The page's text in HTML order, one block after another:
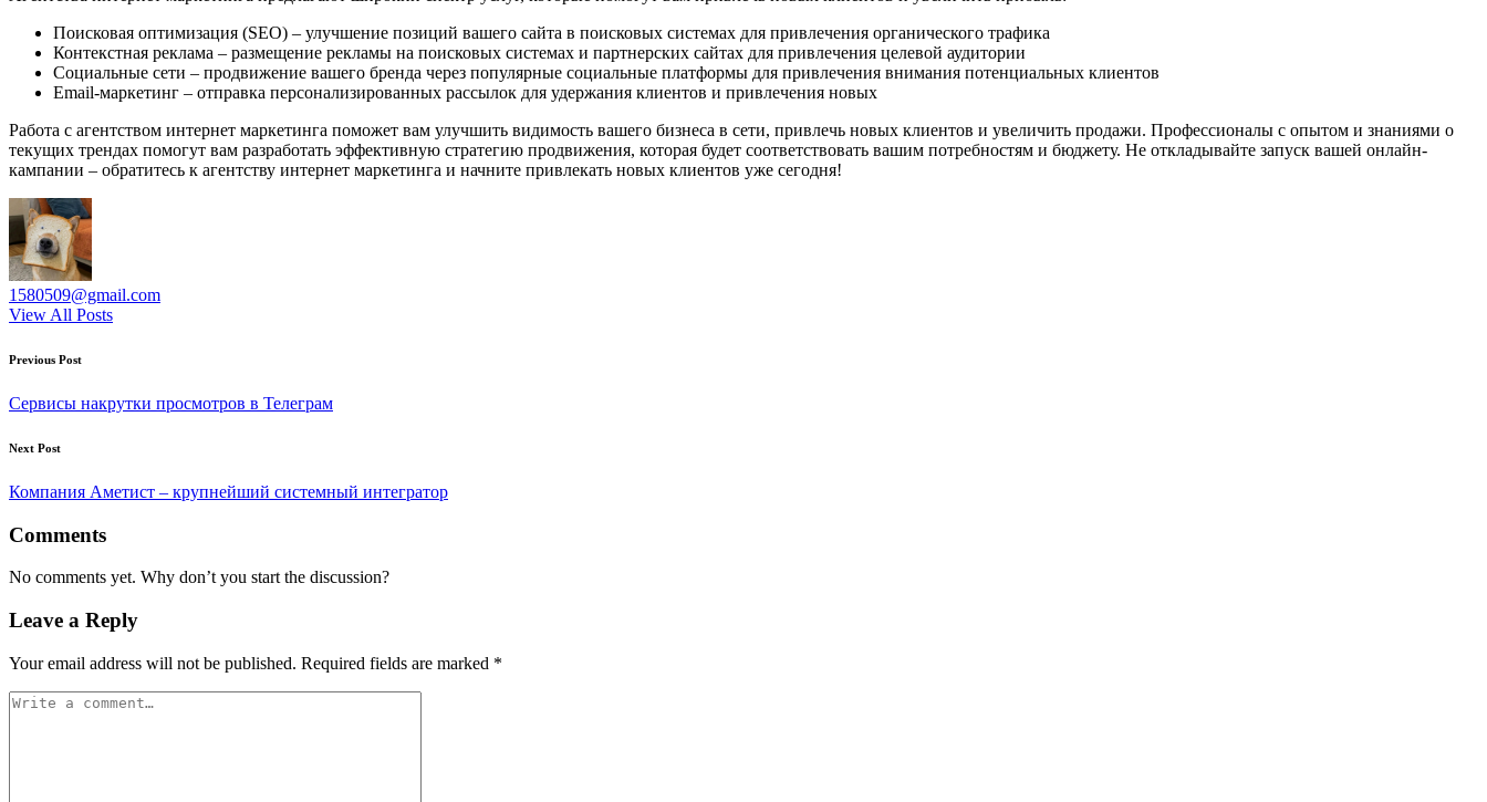
Поисковая оптимизация (SEO) – улучшение позиций вашего сайта в поисковых системах для привлечения органического трафика
Контекстная реклама – размещение рекламы на поисковых системах и партнерских сайтах для привлечения целевой аудитории
Социальные сети – продвижение вашего бренда через популярные социальные платформы для привлечения внимания потенциальных клиентов
Email-маркетинг – отправка персонализированных рассылок для удержания клиентов и привлечения новых
Работа с агентством интернет маркетинга поможет вам улучшить видимость вашего бизнеса в сети, привлечь новых клиентов и увеличить продажи. Профессионалы с опытом и знаниями о
текущих трендах помогут вам разработать эффективную стратегию продвижения, которая будет соответствовать вашим потребностям и бюджету. Не откладывайте запуск вашей онлайн-
кампании – обратитесь к агентству интернет маркетинга и начните привлекать новых клиентов уже сегодня!
1580509@gmail.com
View All Posts
Post
navigation
Previous Post
Сервисы накрутки просмотров в Телеграм
Next Post
Компания Аметист – крупнейший системный интегратор
Comments
No comments yet. Why don’t you start the discussion?
Leave a Reply
Your email address will not be published. Required fields are marked *